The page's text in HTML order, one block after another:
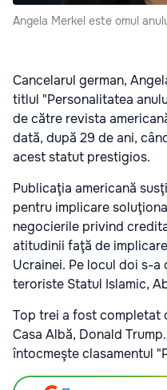
Angela Merkel este omul
Cancelarul german,
titlul "Personalitatea
de către revista
dată, după 29 de ani,
acest statut prestigios.
Publicaţia americană
pentru implicare
negocierile privind
atitudinii faţă de
Ucrainei. Pe locul doi s-
teroriste Statul Islamic,
Top trei a fost completat
Casa Albă, Donald
întocmeşte clasamentul